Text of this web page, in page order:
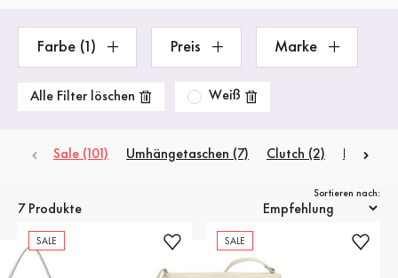
Farbe (1) Preis Marke
Alle Filter löschen Weiß
Sale (101) Umhängetaschen (7) Clutch (2)
7 Produkte
Sortieren nach:
SALE SALE